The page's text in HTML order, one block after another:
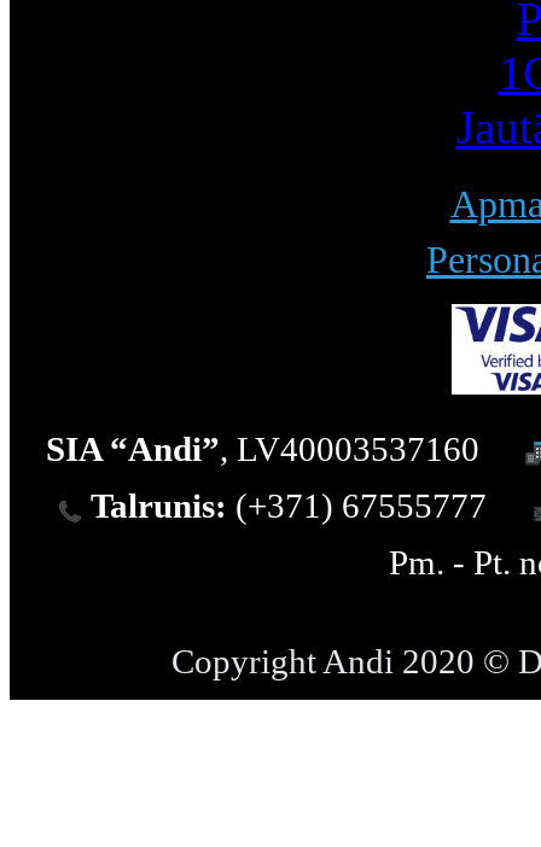
SIA “Andi”, LV40003537160
Talrunis: (+371) 67555777
Pm. - Pt.
Copyright Andi 2020 ©